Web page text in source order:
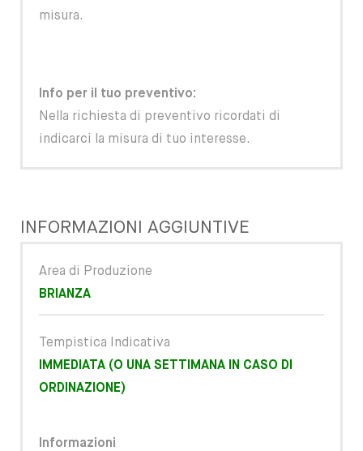
misura.
Info per il tuo preventivo:
Nella richiesta di preventivo ricordati di
indicarci la misura di tuo interesse.
INFORMAZIONI AGGIUNTIVE
Area di Produzione
BRIANZA
Tempistica Indicativa
IMMEDIATA (O UNA SETTIMANA IN CASO DI
ORDINAZIONE)
Informazioni